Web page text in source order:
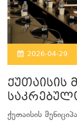
2026-04-29
ქუთაისის
ქუთაისის